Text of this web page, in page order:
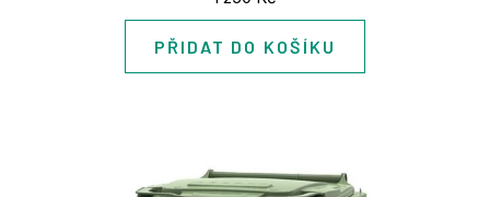
PŘIDAT DO KOŠÍKU